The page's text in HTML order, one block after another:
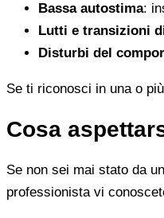
Bassa autostima:
Lutti e transizioni
Disturbi del
Se ti riconosci in una o
Cosa
Se non sei mai stato da
professionista vi